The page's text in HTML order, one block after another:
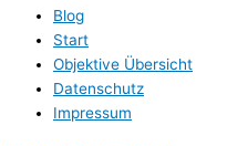
Blog
Start
Objektive Übersicht
Datenschutz
Impressum